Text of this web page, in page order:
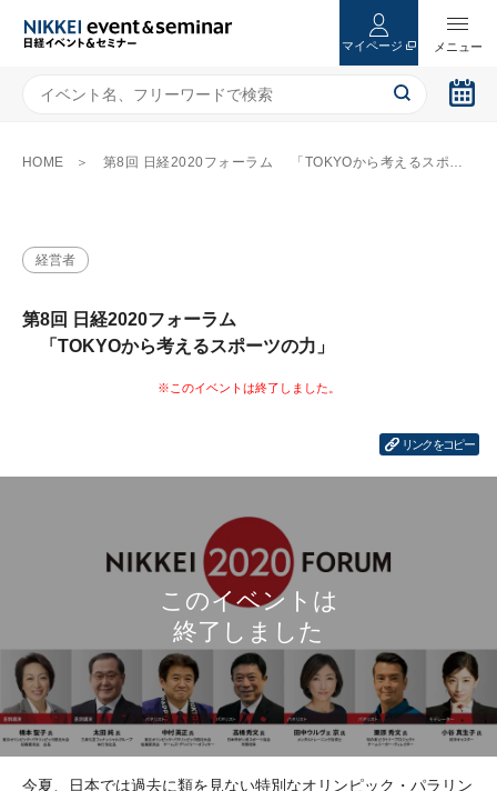
マイページ
HOME 第8回 日経2020フォーラム 「TOKYOから考えるスポーツの力」
経営者
第8回 日経2020フォーラム
「TOKYOから考えるスポーツの力」
リンクをコピー
今夏、日本では過去に類を見ない特別なオリンピック・パラリン